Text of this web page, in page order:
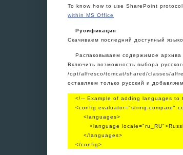
To know how to use SharePoint
within MS Office
Русификация
Скачиваем последний доступный
Распаковываем содержимое архива
Включить возможность выбора
/opt/alfresco/tomcat/shared/classes/
оставляем только русский и
<!-- Example of adding languages
<config evaluator="string-compare"
<languages>
<language
</languages>
</config>